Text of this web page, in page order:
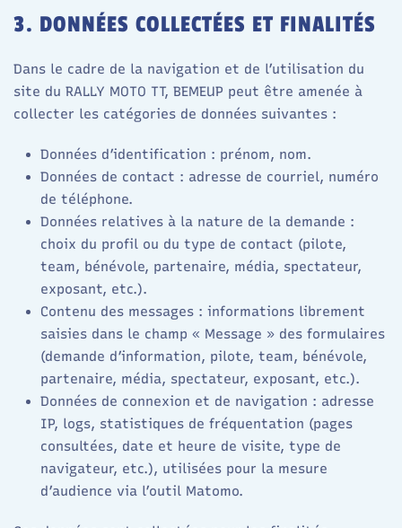
3. DONNÉES COLLECTÉES ET FINALITÉS
Dans le cadre de la navigation et de l’utilisation du
site du RALLY MOTO TT, BEMEUP peut être amenée à
collecter les catégories de données suivantes :​
Données d’identification : prénom, nom.
Données de contact : adresse de courriel, numéro
de téléphone.
Données relatives à la nature de la demande :
choix du profil ou du type de contact (pilote,
team, bénévole, partenaire, média, spectateur,
exposant, etc.).
Contenu des messages : informations librement
saisies dans le champ « Message » des formulaires
(demande d’information, pilote, team, bénévole,
partenaire, média, spectateur, exposant, etc.).
Données de connexion et de navigation : adresse
IP, logs, statistiques de fréquentation (pages
consultées, date et heure de visite, type de
navigateur, etc.), utilisées pour la mesure
d’audience via l’outil Matomo.​